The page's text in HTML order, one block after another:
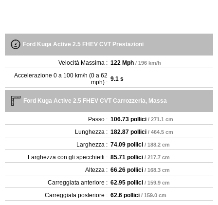
Ford Kuga Active 2.5 FHEV CVT Prestazioni
Velocità Massima : 122 Mph / 196 km/h
Accelerazione 0 a 100 km/h (0 a 62
mph) : 9.1 s
Ford Kuga Active 2.5 FHEV CVT Carrozzeria, Massa
Passo : 106.73 pollici / 271.1 cm
Lunghezza : 182.87 pollici / 464.5 cm
Larghezza : 74.09 pollici / 188.2 cm
Larghezza con gli specchietti : 85.71 pollici / 217.7 cm
Altezza : 66.26 pollici / 168.3 cm
Carreggiata anteriore : 62.95 pollici / 159.9 cm
Carreggiata posteriore : 62.6 pollici / 159.0 cm